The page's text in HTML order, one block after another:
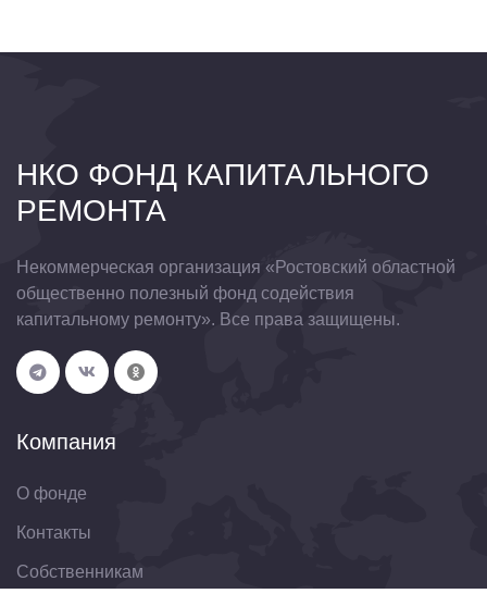
НКО ФОНД КАПИТАЛЬНОГО
РЕМОНТА
Некоммерческая организация «Ростовский областной
общественно полезный фонд содействия
капитальному ремонту». Все права защищены.
Компания
О фонде
Контакты
Собственникам